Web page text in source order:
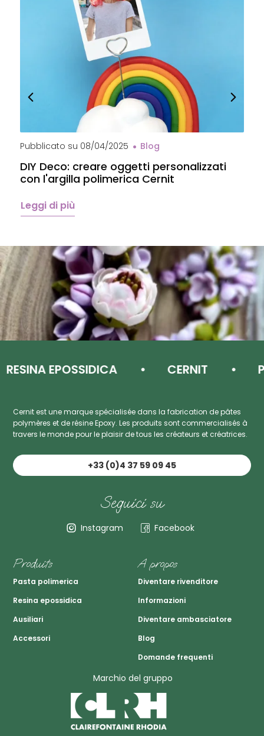
Pubblicato su 08/04/2025 Blog
DIY Deco: creare oggetti personalizzati
con l'argilla polimerica Cernit
Leggi di più
EPOSSIDICA CERNIT
Cernit est une marque spécialisée dans la fabrication de pâtes
polymères et de résine Epoxy. Les produits sont commercialisés à
travers le monde pour le plaisir de tous les créateurs et créatrices.
+33 (0)4 37 59 09 45
Seguici su
Instagram Facebook
Produits
Pasta polimerica
Resina epossidica
Ausiliari
Accessori
A propos
Diventare rivenditore
Informazioni
Diventare ambasciatore
Blog
Domande frequenti
Marchio del gruppo